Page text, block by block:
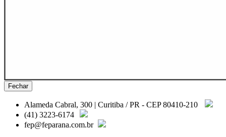
Fechar
Alameda Cabral, 300 | Curitiba / PR - CEP 80410-210
(41) 3223-6174
fep@feparana.com.br